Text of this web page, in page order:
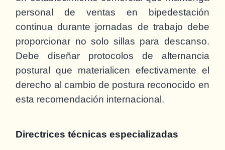
personal de ventas en bipedestación
continua durante jornadas de trabajo debe
proporcionar no solo sillas para descanso.
Debe diseñar protocolos de alternancia
postural que materialicen efectivamente el
derecho al cambio de postura reconocido en
esta recomendación internacional.
Directrices técnicas especializadas